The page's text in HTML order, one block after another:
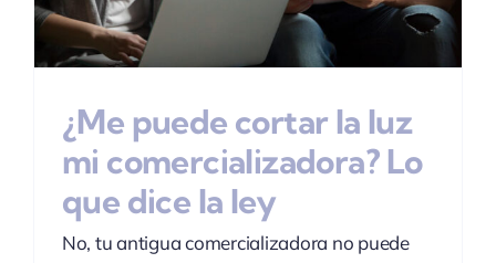
¿Me puede cortar la luz
mi comercializadora? Lo
que dice la ley
No, tu antigua comercializadora no puede